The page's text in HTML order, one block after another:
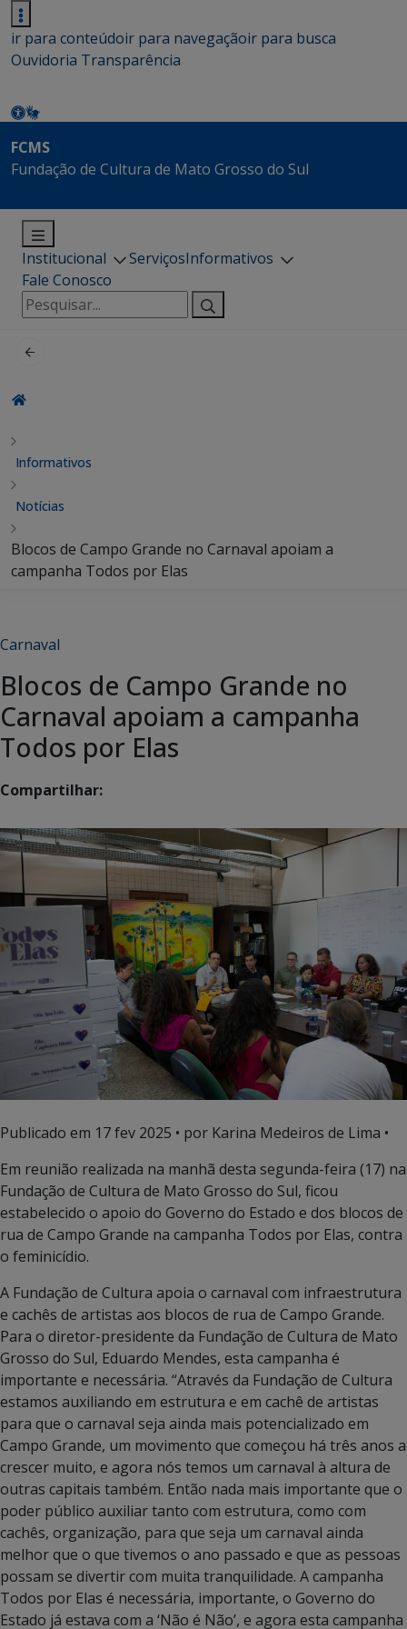
ir para conteúdoir para navegaçãoir para busca
Ouvidoria Transparência
FCMS
Fundação de Cultura de Mato Grosso do Sul
Institucional ServiçosInformativos
Fale Conosco
Pesquisar
por:
Informativos
Notícias
Blocos de Campo Grande no Carnaval apoiam a
campanha Todos por Elas
Carnaval
Blocos de Campo Grande no
Carnaval apoiam a campanha
Todos por Elas
Compartilhar:
Publicado em 17 fev 2025 • por Karina Medeiros de Lima •
Em reunião realizada na manhã desta segunda-feira (17) na
Fundação de Cultura de Mato Grosso do Sul, ficou
estabelecido o apoio do Governo do Estado e dos blocos de
rua de Campo Grande na campanha Todos por Elas, contra
o feminicídio.
A Fundação de Cultura apoia o carnaval com infraestrutura
e cachês de artistas aos blocos de rua de Campo Grande.
Para o diretor-presidente da Fundação de Cultura de Mato
Grosso do Sul, Eduardo Mendes, esta campanha é
importante e necessária. “Através da Fundação de Cultura
estamos auxiliando em estrutura e em cachê de artistas
para que o carnaval seja ainda mais potencializado em
Campo Grande, um movimento que começou há três anos a
crescer muito, e agora nós temos um carnaval à altura de
outras capitais também. Então nada mais importante que o
poder público auxiliar tanto com estrutura, como com
cachês, organização, para que seja um carnaval ainda
melhor que o que tivemos o ano passado e que as pessoas
possam se divertir com muita tranquilidade. A campanha
Todos por Elas é necessária, importante, o Governo do
Estado já estava com a ‘Não é Não’, e agora esta campanha